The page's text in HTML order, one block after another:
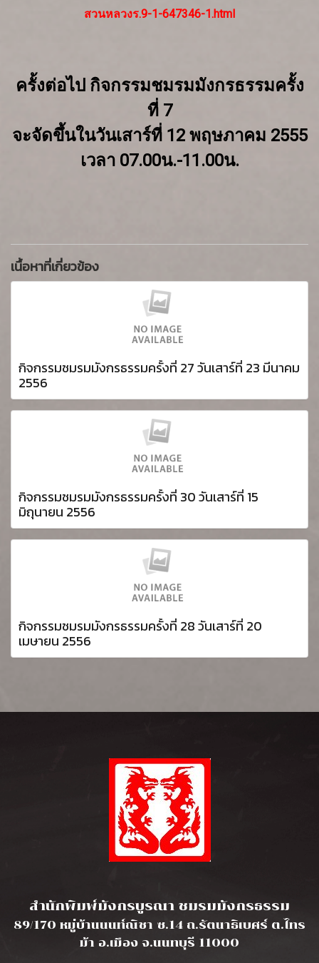
สวนหลวงร.9-1-647346-1.html
ครั้งต่อไป กิจกรรมชมรมมังกรธรรมครั้ง
ที่ 7
จะจัดขึ้นในวันเสาร์ที่ 12 พฤษภาคม 2555
เวลา 07.00น.-11.00น.
เนื้อหาที่เกี่ยวข้อง
กิจกรรมชมรมมังกรธรรมครั้งที่ 27 วันเสาร์ที่ 23 มีนาคม
2556
กิจกรรมชมรมมังกรธรรมครั้งที่ 30 วันเสาร์ที่ 15
มิถุนายน 2556
กิจกรรมชมรมมังกรธรรมครั้งที่ 28 วันเสาร์ที่ 20
เมษายน 2556
สำนักพิมพ์มังกรบูรณา ชมรมมังกรธรรม
89/170 หมู่บ้านนนท์ณิชา ซ.14 ถ.รัตนาธิเบศร์ ต.ไทร
ม้า อ.เมือง จ.นนทบุรี 11000